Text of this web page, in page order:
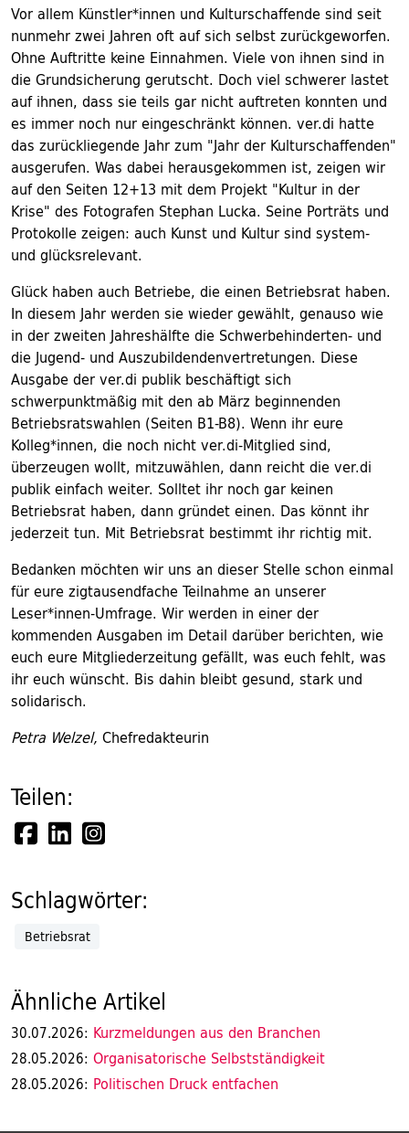
Vor allem Künstler*innen und Kulturschaffende sind seit
nunmehr zwei Jahren oft auf sich selbst zurückgeworfen.
Ohne Auftritte keine Einnahmen. Viele von ihnen sind in
die Grundsicherung gerutscht. Doch viel schwerer lastet
auf ihnen, dass sie teils gar nicht auftreten konnten und
es immer noch nur eingeschränkt können. ver.di hatte
das zurückliegende Jahr zum "Jahr der Kulturschaffenden"
ausgerufen. Was dabei herausgekommen ist, zeigen wir
auf den Seiten 12+13 mit dem Projekt "Kultur in der
Krise" des Fotografen Stephan Lucka. Seine Porträts und
Protokolle zeigen: auch Kunst und Kultur sind system-
und glücksrelevant.
Glück haben auch Betriebe, die einen Betriebsrat haben.
In diesem Jahr werden sie wieder gewählt, genauso wie
in der zweiten Jahreshälfte die Schwerbehinderten- und
die Jugend- und Auszubildendenvertretungen. Diese
Ausgabe der ver.di publik beschäftigt sich
schwerpunktmäßig mit den ab März beginnenden
Betriebsratswahlen (Seiten B1-B8). Wenn ihr eure
Kolleg*innen, die noch nicht ver.di-Mitglied sind,
überzeugen wollt, mitzuwählen, dann reicht die ver.di
publik einfach weiter. Solltet ihr noch gar keinen
Betriebsrat haben, dann gründet einen. Das könnt ihr
jederzeit tun. Mit Betriebsrat bestimmt ihr richtig mit.
Bedanken möchten wir uns an dieser Stelle schon einmal
für eure zigtausendfache Teilnahme an unserer
Leser*innen-Umfrage. Wir werden in einer der
kommenden Ausgaben im Detail darüber berichten, wie
euch eure Mitgliederzeitung gefällt, was euch fehlt, was
ihr euch wünscht. Bis dahin bleibt gesund, stark und
solidarisch.
Petra Welzel, Chefredakteurin
Teilen:
Schlagwörter:
Betriebsrat
Ähnliche Artikel
30.07.2026: Kurzmeldungen aus den Branchen
28.05.2026: Organisatorische Selbstständigkeit
28.05.2026: Politischen Druck entfachen